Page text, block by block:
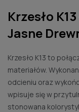
Krzesło
Jasne
Krzesło K13 to
materiałów.
odcieniu oraz
wpisuje się w
stonowana